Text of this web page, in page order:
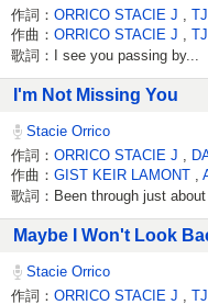
作詞： ORRICO STACIE J
作曲： ORRICO STACIE J
歌詞：I see you passing by...
I'm Not Missing You
Stacie Orrico
作詞： ORRICO STACIE J
作曲： GIST KEIR LAMONT
歌詞：Been through just about
Maybe I Won't Look
Stacie Orrico
作詞： ORRICO STACIE J